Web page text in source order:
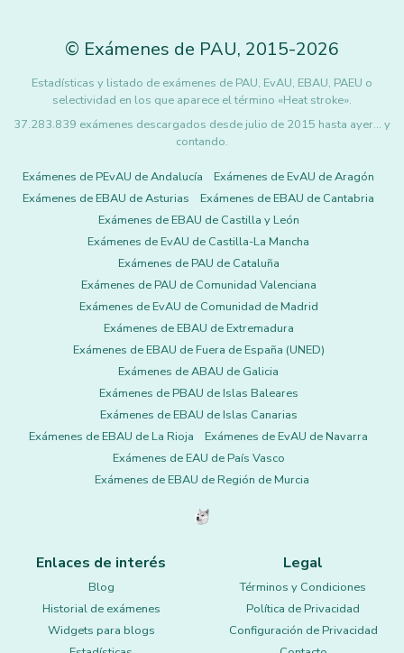
© Exámenes de PAU, 2015-2026
Estadísticas y listado de exámenes de PAU, EvAU, EBAU, PAEU o
selectividad en los que aparece el término «Heat stroke».
37.283.839 exámenes descargados desde julio de 2015 hasta ayer... y
contando.
Exámenes de PEvAU de Andalucía
Exámenes de EvAU de Aragón
Exámenes de EBAU de Asturias
Exámenes de EBAU de Cantabria
Exámenes de EBAU de Castilla y León
Exámenes de EvAU de Castilla-La Mancha
Exámenes de PAU de Cataluña
Exámenes de PAU de Comunidad Valenciana
Exámenes de EvAU de Comunidad de Madrid
Exámenes de EBAU de Extremadura
Exámenes de EBAU de Fuera de España (UNED)
Exámenes de ABAU de Galicia
Exámenes de PBAU de Islas Baleares
Exámenes de EBAU de Islas Canarias
Exámenes de EBAU de La Rioja
Exámenes de EvAU de Navarra
Exámenes de EAU de País Vasco
Exámenes de EBAU de Región de Murcia
Enlaces de interés
Blog
Historial de exámenes
Widgets para blogs
Legal
Términos y Condiciones
Política de Privacidad
Configuración de Privacidad